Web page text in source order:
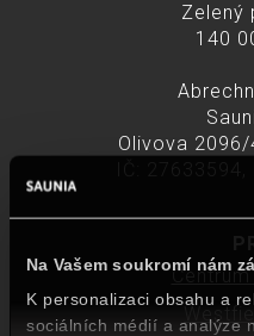
Na Vašem soukromí nám
K personalizaci obsahu a
sociálních médií a analýze
Zelený
140
Olivova 2096/
IČ:
Centrum